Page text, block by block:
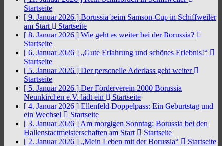
Startseite
[ 9. Januar 2026 ] Borussia beim Samson-Cup in Schiffweiler
am Start
Startseite
[ 8. Januar 2026 ] Wie geht es weiter bei der Borussia?
Startseite
[ 6. Januar 2026 ] „Gute Erfahrung und schönes Erlebnis!“
Startseite
[ 5. Januar 2026 ] Der personelle Aderlass geht weiter
Startseite
[ 5. Januar 2026 ] Der Förderverein 2000 Borussia
Neunkirchen e.V. lädt ein
Startseite
[ 4. Januar 2026 ] Ellenfeld-Doppelpass: Ein Geburtstag und
ein Wechsel
Startseite
[ 3. Januar 2026 ] Am morgigen Sonntag: Borussia bei den
Hallenstadtmeisterschaften am Start
Startseite
[ 2. Januar 2026 ] „Mein Leben mit der Borussia“
Startseite